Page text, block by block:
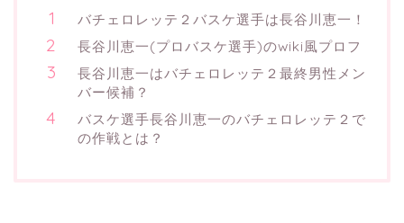
バチェロレッテ２バスケ選手は長谷川恵一！
長谷川恵一(プロバスケ選手)のwiki風プロフ
長谷川恵一はバチェロレッテ２最終男性メン
バー候補？
バスケ選手長谷川恵一のバチェロレッテ２で
の作戦とは？